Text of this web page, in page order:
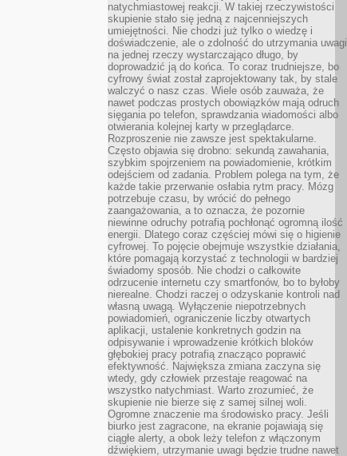
natychmiastowej reakcji. W takiej rzeczywistości
skupienie stało się jedną z najcenniejszych
umiejętności. Nie chodzi już tylko o wiedzę i
doświadczenie, ale o zdolność do utrzymania uwagi
na jednej rzeczy wystarczająco długo, by
doprowadzić ją do końca. To coraz trudniejsze, bo
cyfrowy świat został zaprojektowany tak, by stale
walczyć o nasz czas. Wiele osób zauważa, że
nawet podczas prostych obowiązków mają odruch
sięgania po telefon, sprawdzania wiadomości albo
otwierania kolejnej karty w przeglądarce.
Rozproszenie nie zawsze jest spektakularne.
Często objawia się drobno: sekundą zawahania,
szybkim spojrzeniem na powiadomienie, krótkim
odejściem od zadania. Problem polega na tym, że
każde takie przerwanie osłabia rytm pracy. Mózg
potrzebuje czasu, by wrócić do pełnego
zaangażowania, a to oznacza, że pozornie
niewinne odruchy potrafią pochłonąć ogromną ilość
energii. Dlatego coraz częściej mówi się o higienie
cyfrowej. To pojęcie obejmuje wszystkie działania,
które pomagają korzystać z technologii w bardziej
świadomy sposób. Nie chodzi o całkowite
odrzucenie internetu czy smartfonów, bo to byłoby
nierealne. Chodzi raczej o odzyskanie kontroli nad
własną uwagą. Wyłączenie niepotrzebnych
powiadomień, ograniczenie liczby otwartych
aplikacji, ustalenie konkretnych godzin na
odpisywanie i wprowadzenie krótkich bloków
głębokiej pracy potrafią znacząco poprawić
efektywność. Największa zmiana zaczyna się
wtedy, gdy człowiek przestaje reagować na
wszystko natychmiast. Warto zrozumieć, że
skupienie nie bierze się z samej silnej woli.
Ogromne znaczenie ma środowisko pracy. Jeśli
biurko jest zagracone, na ekranie pojawiają się
ciągłe alerty, a obok leży telefon z włączonym
dźwiękiem, utrzymanie uwagi będzie trudne nawet